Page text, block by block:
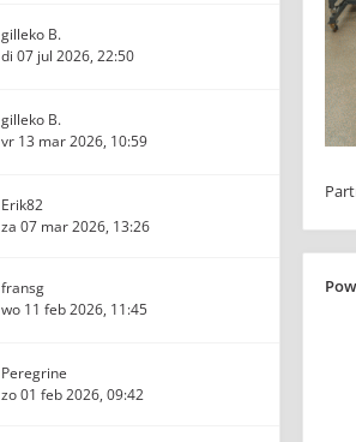
gilleko B.
di 07 jul 2026, 22:50
gilleko B.
vr 13 mar 2026, 10:59
Erik82
za 07 mar 2026, 13:26
fransg
wo 11 feb 2026, 11:45
Peregrine
zo 01 feb 2026, 09:42